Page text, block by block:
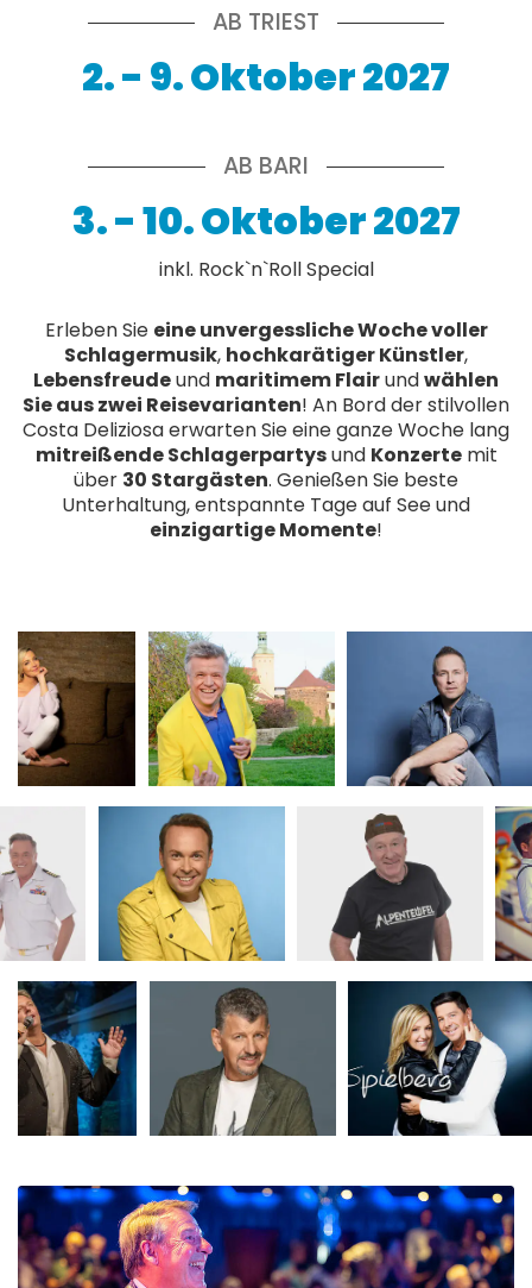
AB TRIEST
2. - 9. Oktober 2027
AB BARI
3. - 10. Oktober 2027
inkl. Rock`n`Roll Special
Erleben Sie eine unvergessliche Woche voller
Schlagermusik, hochkarätiger Künstler,
Lebensfreudeund maritimem Flairundwählen
Sie aus zwei Reisevarianten! An Bord der stilvollen
Costa Deliziosa erwarten Sie eine ganze Woche lang
mitreißende Schlagerpartysund Konzertemit
über 30 Stargästen. Genießen Sie beste
Unterhaltung, entspannte Tage auf See und
einzigartige Momente!